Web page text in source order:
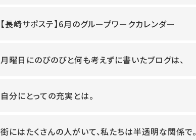
【長崎サポステ】6月のグループワークカレンダー
月曜日にのびのびと何も考えずに書いたブログは、
自分にとっての充実とは。
街にはたくさんの人がいて、私たちは半透明な関係で。